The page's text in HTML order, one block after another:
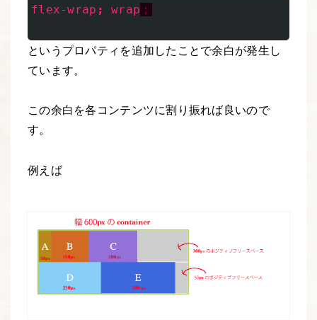
flex-wrap ; wrap ；
というプロパティを追加したことで余白が発生し
ています。
この余白を各コンテンツに割り振れば良いので
す。
例えば